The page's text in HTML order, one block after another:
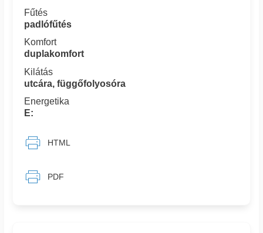
Fűtés
padlófűtés
Komfort
duplakomfort
Kilátás
utcára, függőfolyosóra
Energetika
E:
HTML
PDF